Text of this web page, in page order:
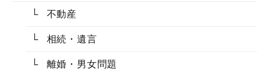
不動産
相続・遺言
離婚・男女問題